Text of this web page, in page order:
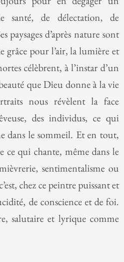
santé, de délectation, de
paysages d’après nature sont
grâce pour l’air, la lumière et
célèbrent, à l’instar d’un
que Dieu donne à la vie
nous révèlent la face
des individus, ce qui
dans le sommeil. Et en tout,
ce qui chante, même dans le
sentimentalisme ou
chez ce peintre puissant et
de conscience et de foi.
salutaire et lyrique comme